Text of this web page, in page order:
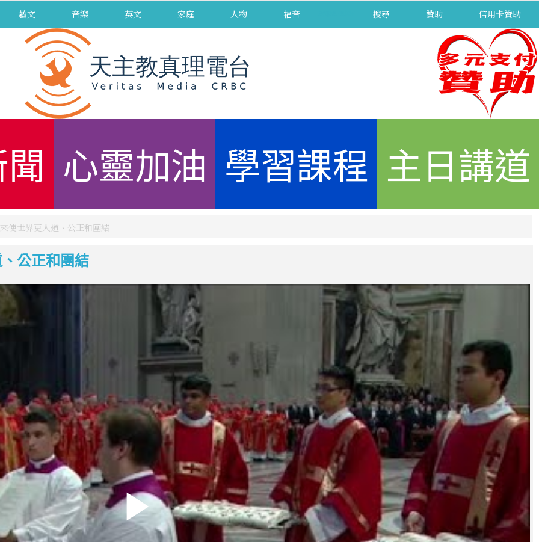
藝文 音樂 英文 家庭 人物 福音 搜尋 贊助 信用卡贊助
心靈加油 學習課程 主日講道
使世界更人道、公正和團結
公正和團結